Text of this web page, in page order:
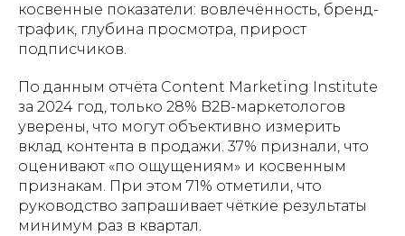
косвенные показатели: вовлечённость, бренд-
трафик, глубина просмотра, прирост
подписчиков.
По данным отчёта Content Marketing Institute
за 2024 год, только 28% B2B-маркетологов
уверены, что могут объективно измерить
вклад контента в продажи. 37% признали, что
оценивают «по ощущениям» и косвенным
признакам. При этом 71% отметили, что
руководство запрашивает чёткие результаты
минимум раз в квартал.